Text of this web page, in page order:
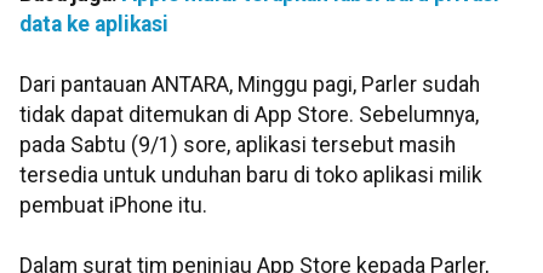
data ke aplikasi
Dari pantauan ANTARA, Minggu pagi, Parler sudah
tidak dapat ditemukan di App Store. Sebelumnya,
pada Sabtu (9/1) sore, aplikasi tersebut masih
tersedia untuk unduhan baru di toko aplikasi milik
pembuat iPhone itu.
Dalam surat tim peninjau App Store kepada Parler,